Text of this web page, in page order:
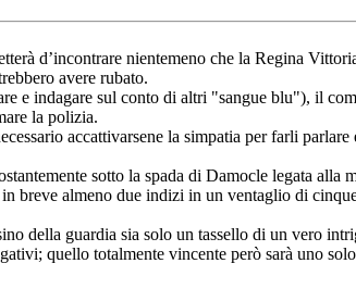
d’incontrare nientemeno che la Regina
avere rubato.
e indagare sul conto di altri "sangue blu"), il
la polizia.
accattivarsene la simpatia per farli
sotto la spada di Damocle legata alla
breve almeno due indizi in un ventaglio di
della guardia sia solo un tassello di un vero
quello totalmente vincente però sarà uno